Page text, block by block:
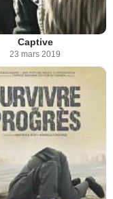
Captive
23 mars 2019